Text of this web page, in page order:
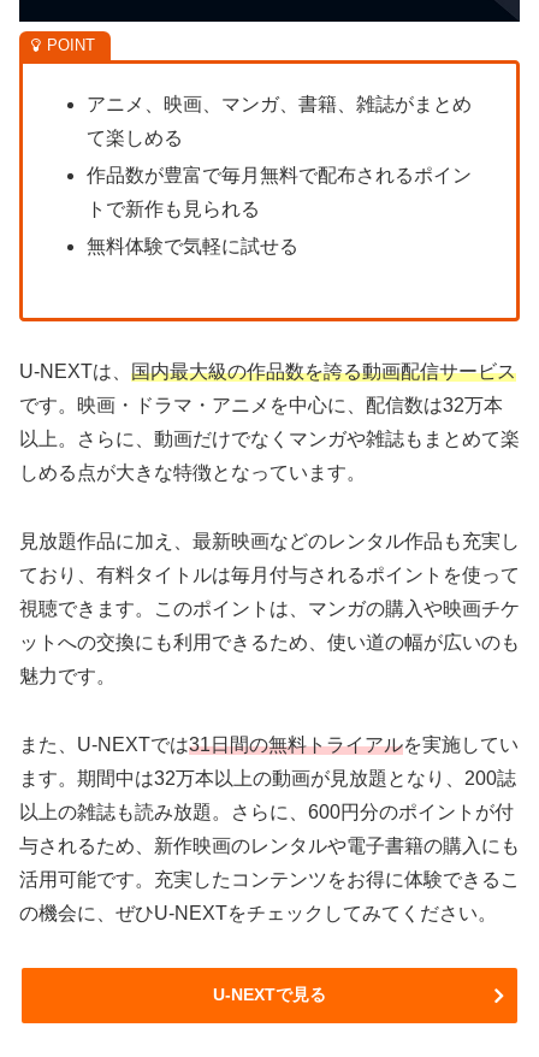
アニメ、映画、マンガ、書籍、雑誌がまとめ
て楽しめる
作品数が豊富で毎月無料で配布されるポイン
トで新作も見られる
無料体験で気軽に試せる
U-NEXTは、 国内最大級の作品数を誇る動画配信サービス
です。映画・ドラマ・アニメを中心に、配信数は32万本
以上。さらに、動画だけでなくマンガや雑誌もまとめて楽
しめる点が大きな特徴となっています。
見放題作品に加え、最新映画などのレンタル作品も充実し
ており、有料タイトルは毎月付与されるポイントを使って
視聴できます。このポイントは、マンガの購入や映画チケ
ットへの交換にも利用できるため、使い道の幅が広いのも
魅力です。
また、U-NEXTでは31日間の無料トライアルを実施してい
ます。期間中は32万本以上の動画が見放題となり、200誌
以上の雑誌も読み放題。さらに、600円分のポイントが付
与されるため、新作映画のレンタルや電子書籍の購入にも
活用可能です。充実したコンテンツをお得に体験できるこ
の機会に、ぜひU-NEXTをチェックしてみてください。
U-NEXTで見る